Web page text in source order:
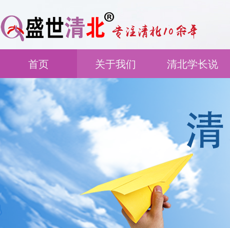
首页 关于我们 清北学长说